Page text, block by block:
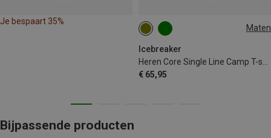
Je bespaart 35%
Maten
Icebreaker
€ 65,95
XL XXL
Bijpassende producten